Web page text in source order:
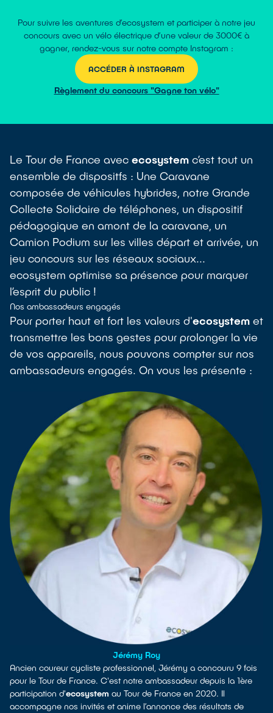
Pour suivre les aventures d’ecosystem et participer à notre jeu
concours avec un vélo électrique d’une valeur de 3000€ à
gagner, rendez-vous sur notre compte Instagram :
ACCÉDER À INSTAGRAM
Règlement du concours "Gagne ton vélo"
Le Tour de France avec ecosystem c’est tout un
ensemble de dispositfs : Une Caravane
composée de véhicules hybrides, notre Grande
Collecte Solidaire de téléphones, un dispositif
pédagogique en amont de la caravane, un
Camion Podium sur les villes départ et arrivée, un
jeu concours sur les réseaux sociaux...
ecosystem optimise sa présence pour marquer
l’esprit du public !
Nos ambassadeurs engagés
Pour porter haut et fort les valeurs d'ecosystem et
transmettre les bons gestes pour prolonger la vie
de vos appareils, nous pouvons compter sur nos
ambassadeurs engagés. On vous les présente :
Jérémy Roy
Ancien coureur cycliste professionnel, Jérémy a concouru 9 fois
pour le Tour de France. C'est notre ambassadeur depuis la 1ère
participation d'ecosystem au Tour de France en 2020. Il
accompagne nos invités et anime l’annonce des résultats de